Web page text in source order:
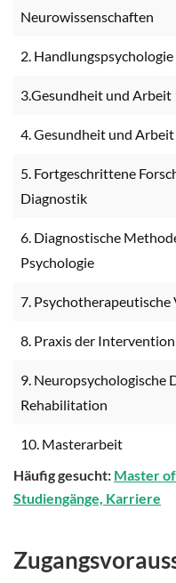
Neurowissenschaften
2. Handlungspsychologie
3.Gesundheit und Arbeit
4. Gesundheit und
5. Fortgeschrittene
Diagnostik
6. Diagnostische
Psychologie
7. Psychotherapeutische
8. Praxis der Intervention
9. Neuropsychologische
Rehabilitation
10. Masterarbeit
Häufig gesucht: Master
Studiengänge, Karriere